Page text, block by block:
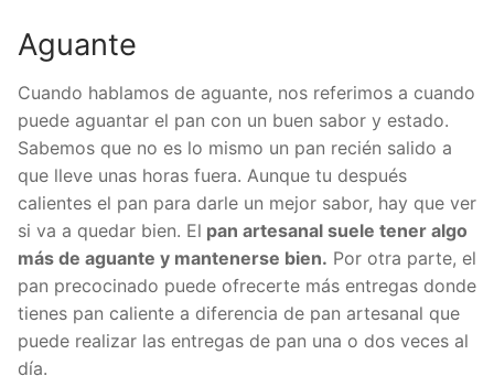
Aguante
Cuando hablamos de aguante, nos referimos a cuando
puede aguantar el pan con un buen sabor y estado.
Sabemos que no es lo mismo un pan recién salido a
que lleve unas horas fuera. Aunque tu después
calientes el pan para darle un mejor sabor, hay que ver
si va a quedar bien. El pan artesanal suele tener algo
más de aguante y mantenerse bien. Por otra parte, el
pan precocinado puede ofrecerte más entregas donde
tienes pan caliente a diferencia de pan artesanal que
puede realizar las entregas de pan una o dos veces al
día.